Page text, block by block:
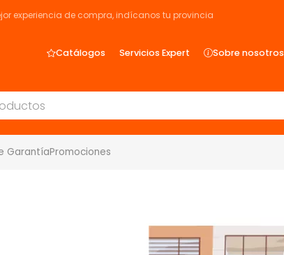
experiencia de compra, indícanos tu provincia
Catálogos Servicios Expert Sobre nosotros
GarantíaPromociones